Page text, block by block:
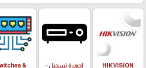
HIKVISION
اجهزة تسجيل -
&